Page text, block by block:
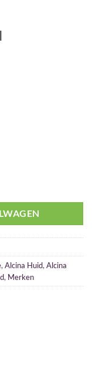
, Alcina Huid, Alcina
, Merken